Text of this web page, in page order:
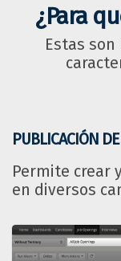
¿Para
Estas
PUBLICACIÓN
Permite crear
en diversos